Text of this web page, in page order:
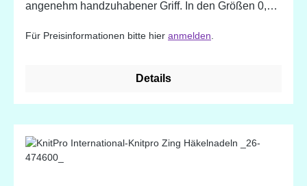
angenehm handzuhabener Griff. In den Größen 0,6
bis 15,00mm mit Kunststoffhaken.
Für Preisinformationen bitte hier anmelden
Details